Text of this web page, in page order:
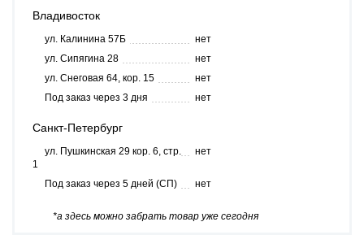
Владивосток
ул. Калинина 57Б
нет
ул. Сипягина 28
нет
ул. Снеговая 64, кор. 15
нет
Под заказ через 3 дня
нет
Санкт-Петербург
ул. Пушкинская 29 кор. 6, стр.
1
нет
Под заказ через 5 дней (СП) нет
*а здесь можно забрать товар уже сегодня